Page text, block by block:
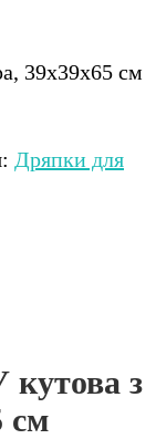
39x39x65 см
Дряпки для
з
см